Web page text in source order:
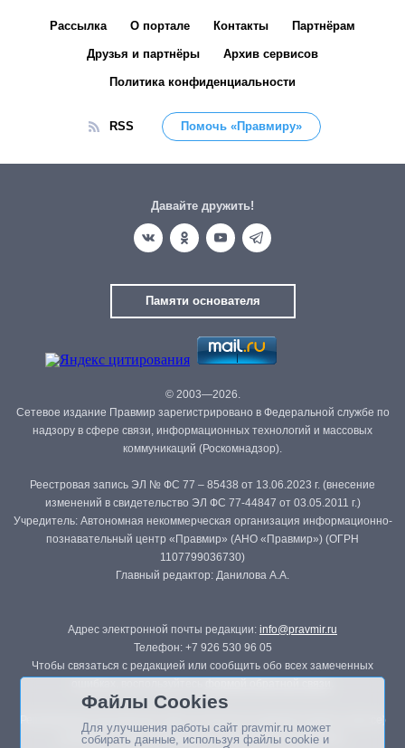
Рассылка О портале Контакты Партнёрам
Друзья и партнёры Архив сервисов
Политика конфиденциальности
RSS Помочь «Правмиру»
Давайте дружить!
Памяти основателя
© 2003—2026.
Сетевое издание Правмир зарегистрировано в Федеральной службе по
надзору в сфере связи, информационных технологий и массовых
коммуникаций (Роскомнадзор).
Реестровая запись ЭЛ № ФС 77 – 85438 от 13.06.2023 г. (внесение
изменений в свидетельство ЭЛ ФС 77-44847 от 03.05.2011 г.)
Учредитель: Автономная некоммерческая организация информационно-
познавательный центр «Правмир» (АНО «Правмир») (ОГРН
1107799036730)
Главный редактор: Данилова А.А.
Адрес электронной почты редакции: info@pravmir.ru
Телефон: +7 926 530 96 05
Чтобы связаться с редакцией или сообщить обо всех замеченных
Републикация материалов сайта в печатных изданиях (книгах, прессе)
возможна только с письменного разрешения редакции.
Файлы Cookies
Для улучшения работы сайт pravmir.ru может
собирать данные, используя файлы cookie и